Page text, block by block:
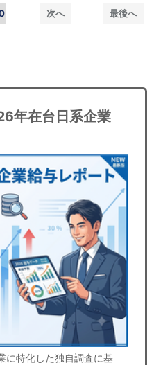
次へ 最後へ
年在台日系企業
に特化した独自調査に基